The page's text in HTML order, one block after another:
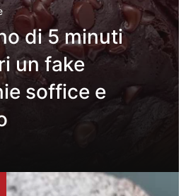
di 5 minuti
un fake
soffice e